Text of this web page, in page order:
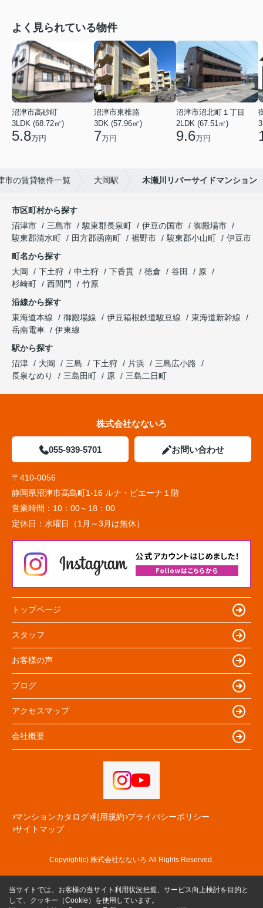
よく見られている物件
沼津市高砂町
3LDK (68.72㎡)
5.8万円
沼津市東椎路
3DK (57.96㎡)
7万円
沼津市沼北町１丁目
2LDK (67.51㎡)
9.6万円
市の賃貸物件一覧 大岡駅 木瀬川リバーサイドマンション
市区町村から探す
沼津市
三島市 駿東郡長泉町 伊豆の国市
御殿場市
駿東郡清水町
田方郡函南町 裾野市 駿東郡小山町
伊豆市
町名から探す
大岡
下土狩 中土狩 下香貫 徳倉 谷田
原
杉崎町
西間門
竹原
沿線から探す
東海道本線
御殿場線 伊豆箱根鉄道駿豆線
東海道新幹線
岳南電車
伊東線
駅から探す
沼津
大岡 三島 下土狩 片浜
三島広小路
長泉なめり
三島田町 原 三島二日町
株式会社なないろ
055-939-5701 お問い合わせ
〒410-0056
静岡県沼津市高島町1-16 ルナ・ピエーナ１階
営業時間： 10：00～18：00
定休日： 水曜日（1月～3月は無休）
トップページ
スタッフ
お客様の声
ブログ
アクセスマップ
会社概要
マンションカタログ 利用規約 プライバシーポリシー
サイトマップ
Copyright(c) 株式会社なないろ All Rights Reserved.
当サイトでは、お客様の当サイト利用状況把握、サービス向上検討を目的と
して、クッキー（Cookie）を使用しています。